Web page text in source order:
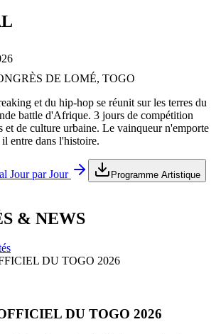
DE LOMÉ, TOGO
et du hip-hop se réunit sur les terres du
battle d'Afrique. 3 jours de compétition
et de culture urbaine. Le vainqueur n'emporte
entre dans l'histoire.
Jour par Jour Programme Artistique
& NEWS
DU TOGO 2026